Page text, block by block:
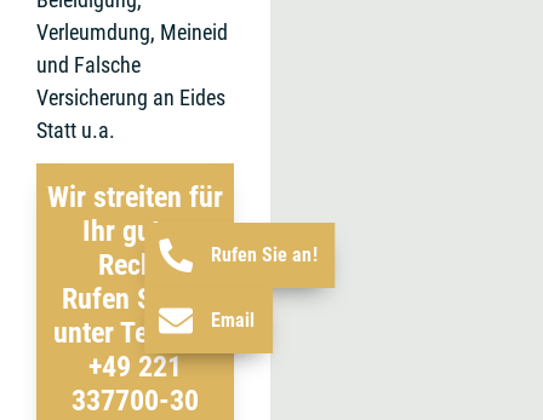
Verleumdung, Meineid
und Falsche
Versicherung an Eides
Statt u.a.
Wir streiten für
Ihr gutes
Recht!
Rufen Sie an
unter Telefon:
+49 221
337700-30
Rufen Sie an!
Email